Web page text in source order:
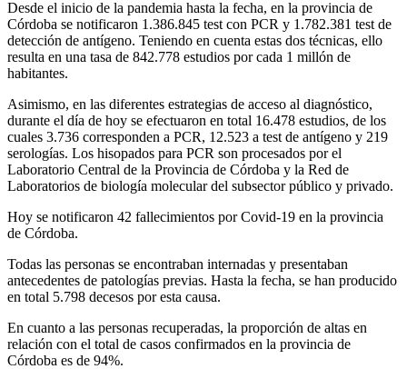
Desde el inicio de la pandemia hasta la fecha, en la provincia de
Córdoba se notificaron 1.386.845 test con PCR y 1.782.381 test de
detección de antígeno. Teniendo en cuenta estas dos técnicas, ello
resulta en una tasa de 842.778 estudios por cada 1 millón de
habitantes.
Asimismo, en las diferentes estrategias de acceso al diagnóstico,
durante el día de hoy se efectuaron en total 16.478 estudios, de los
cuales 3.736 corresponden a PCR, 12.523 a test de antígeno y 219
serologías. Los hisopados para PCR son procesados por el
Laboratorio Central de la Provincia de Córdoba y la Red de
Laboratorios de biología molecular del subsector público y privado.
Hoy se notificaron 42 fallecimientos por Covid-19 en la provincia
de Córdoba.
Todas las personas se encontraban internadas y presentaban
antecedentes de patologías previas. Hasta la fecha, se han producido
en total 5.798 decesos por esta causa.
En cuanto a las personas recuperadas, la proporción de altas en
relación con el total de casos confirmados en la provincia de
Córdoba es de 94%.